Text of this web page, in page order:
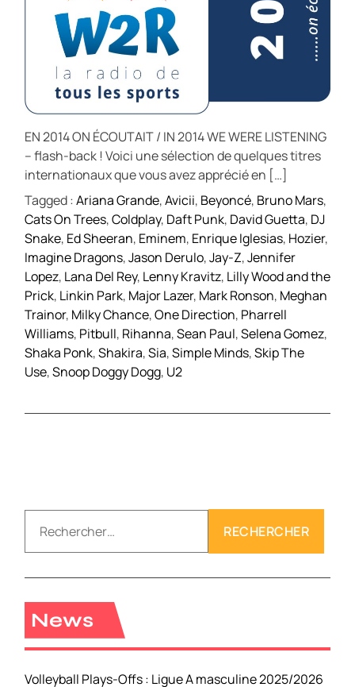
EN 2014 ON ÉCOUTAIT / IN 2014 WE WERE LISTENING
– flash-back ! Voici une sélection de quelques titres
internationaux que vous avez apprécié en […]
Tagged :Ariana Grande,Avicii, Beyoncé, Bruno Mars,
Cats On Trees,Coldplay, Daft Punk, David Guetta, DJ
Snake, Ed Sheeran, Eminem, Enrique Iglesias, Hozier,
Imagine Dragons,Jason Derulo,Jay-Z,Jennifer
Lopez, Lana Del Rey, Lenny Kravitz, Lilly Wood and the
Prick, Linkin Park, Major Lazer, Mark Ronson, Meghan
Trainor, Milky Chance,One Direction, Pharrell
Williams, Pitbull, Rihanna,Sean Paul,Selena Gomez,
Shaka Ponk,Shakira,Sia,Simple Minds,Skip The
Use,Snoop Doggy Dogg, U2
c
h
h
e
News
Volleyball Plays-Offs : Ligue A masculine 2025/2026